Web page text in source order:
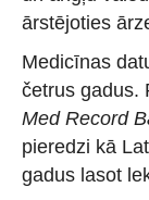
ārstējoties
Medicīnas
četrus gadus.
Med Record
pieredzi kā
gadus lasot